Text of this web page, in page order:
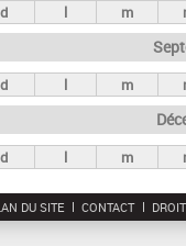
d l m
d l m
d l m
DU SITE CONTACT